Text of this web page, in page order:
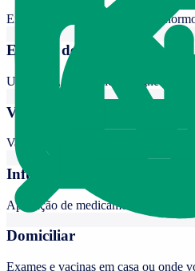
Exames laboratoriais de rotina,
Exames de Imagem
Ultrassom, ressonância magnética,
Vacinas
Vacinas para todas as idades com
Infusão
Aplicação de medicamentos nas
Domiciliar
Exames e vacinas em casa ou onde